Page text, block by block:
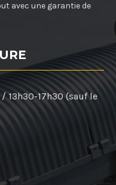
avec une garantie de
13h30-17h30 (sauf le